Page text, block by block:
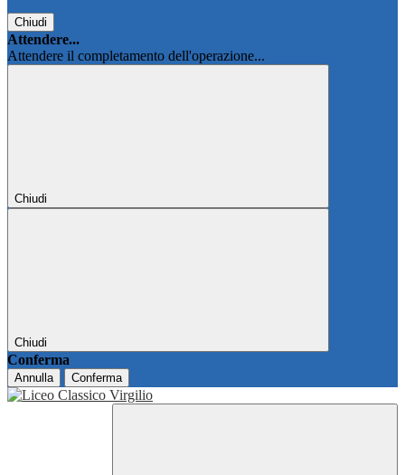
Chiudi
Attendere...
Attendere il completamento dell'operazione...
Chiudi
Chiudi
Conferma
Annulla Conferma